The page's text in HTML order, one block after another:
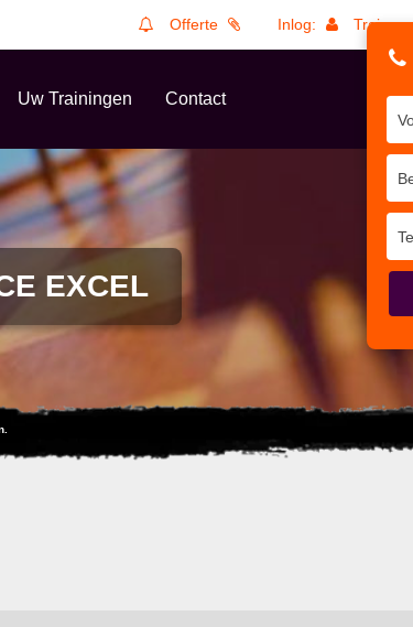
Offerte Inlog: Trainers
Uw Trainingen Contact
EXCEL